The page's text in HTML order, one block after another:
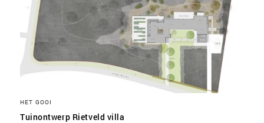
HET GOOI
Tuinontwerp Rietveld villa